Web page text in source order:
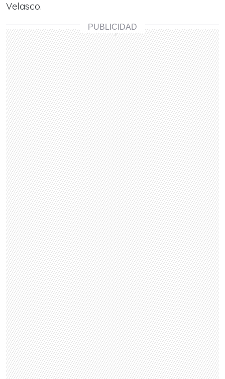
Velasco.